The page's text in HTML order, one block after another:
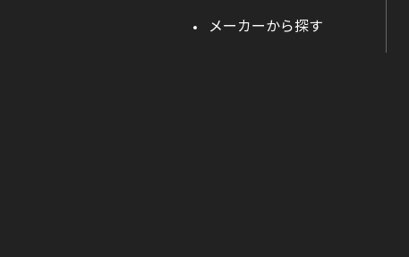
メーカーから探す